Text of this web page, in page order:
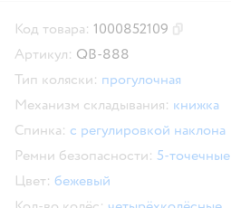
Код товара: 1000852109
Артикул: QB-888
Тип коляски: прогулочная
Механизм складывания: книжка
Спинка: с регулировкой наклона
Ремни безопасности: 5-точечные
Цвет: бежевый